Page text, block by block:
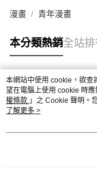
漫畫 青年漫畫
本分類熱銷全站排
熱門標籤
本網站中使用 cookie，欲查
望在電腦上使用 cookie 時
權條款 」之 Cookie 聲明。
用條款之 Cookie 聲明使用
了解更多 >